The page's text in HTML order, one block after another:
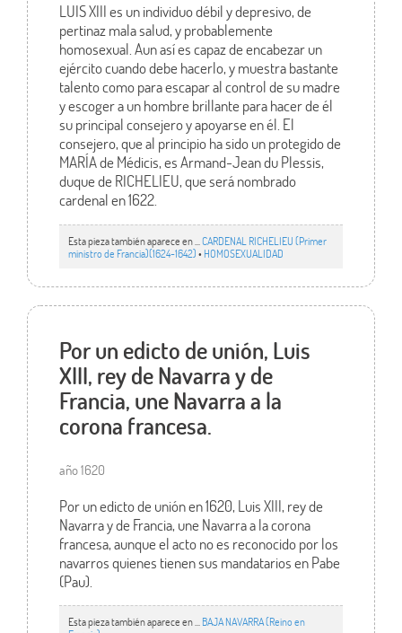
LUIS XIII es un individuo débil y depresivo, de
pertinaz mala salud, y probablemente
homosexual. Aun así es capaz de encabezar un
ejército cuando debe hacerlo, y muestra bastante
talento como para escapar al control de su madre
y escoger a un hombre brillante para hacer de él
su principal consejero y apoyarse en él. El
consejero, que al principio ha sido un protegido de
MARÍA de Médicis, es Armand-Jean du Plessis,
duque de RICHELIEU, que será nombrado
cardenal en 1622.
Esta pieza también aparece en ... CARDENAL RICHELIEU (Primer
ministro de Francia)(1624-1642)• HOMOSEXUALIDAD
Por un edicto de unión, Luis
XIII, rey de Navarra y de
Francia, une Navarra a la
corona francesa.
año 1620
Por un edicto de unión en 1620, Luis XIII, rey de
Navarra y de Francia, une Navarra a la corona
francesa, aunque el acto no es reconocido por los
navarros quienes tienen sus mandatarios en Pabe
(Pau).
Esta pieza también aparece en ... BAJA NAVARRA (Reino en